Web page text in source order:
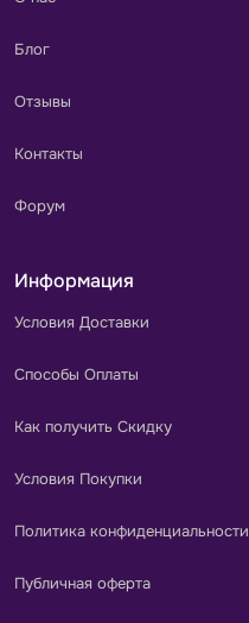
Блог
Отзывы
Контакты
Форум
Информация
Условия Доставки
Способы Оплаты
Как получить Скидку
Условия Покупки
Политика конфиденциальности
Публичная оферта